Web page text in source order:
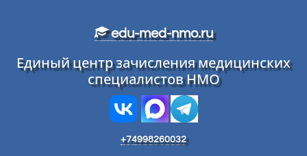
edu-med-nmo.ru
Единый центр зачисления медицинских
специалистов НМО
+74998260032